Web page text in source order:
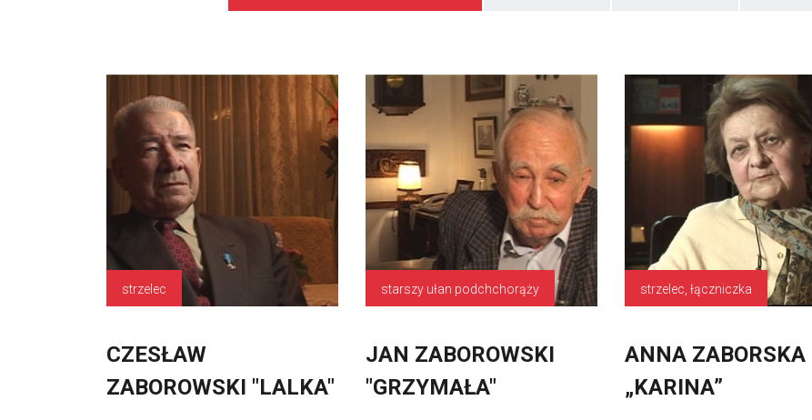
strzelec
CZESŁAW
ZABOROWSKI "LALKA"
starszy ułan podchchorąży
JAN ZABOROWSKI
"GRZYMAŁA"
strzelec, łączniczka
ANNA ZABORSKA
„KARINA”